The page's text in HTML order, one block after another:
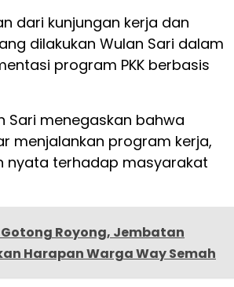
dari kunjungan kerja dan
dilakukan Wulan Sari dalam
program PKK berbasis
Sari menegaskan bahwa
menjalankan program kerja,
nyata terhadap masyarakat
Gotong Royong, Jembatan
Harapan Warga Way Semah